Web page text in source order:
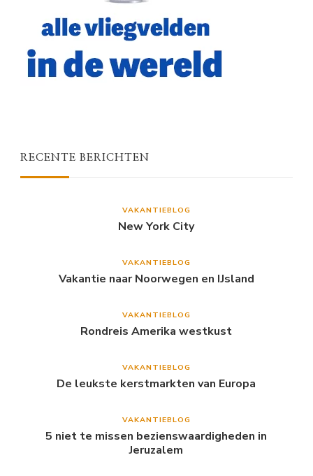
RECENTE BERICHTEN
VAKANTIEBLOG
New York City
VAKANTIEBLOG
Vakantie naar Noorwegen en IJsland
VAKANTIEBLOG
Rondreis Amerika westkust
VAKANTIEBLOG
De leukste kerstmarkten van Europa
VAKANTIEBLOG
5 niet te missen bezienswaardigheden in
Jeruzalem